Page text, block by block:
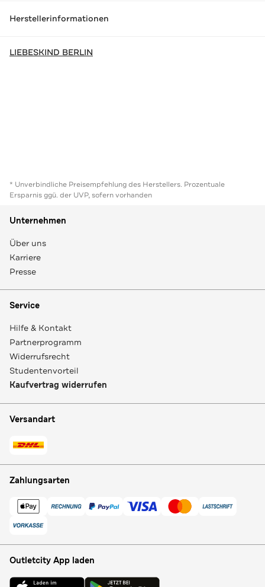
Herstellerinformationen
LIEBESKIND BERLIN
* Unverbindliche Preisempfehlung des Herstellers. Prozentuale
Ersparnis ggü. der UVP, sofern vorhanden
Unternehmen
Über uns
Karriere
Presse
Service
Hilfe & Kontakt
Partnerprogramm
Widerrufsrecht
Studentenvorteil
Kaufvertrag widerrufen
Versandart
Zahlungsarten
Outletcity App laden